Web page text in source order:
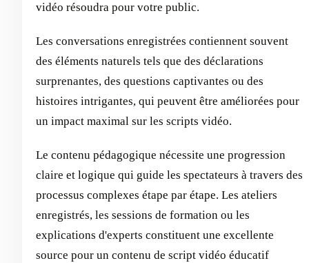
vidéo résoudra pour votre public.
Les conversations enregistrées contiennent souvent
des éléments naturels tels que des déclarations
surprenantes, des questions captivantes ou des
histoires intrigantes, qui peuvent être améliorées pour
un impact maximal sur les scripts vidéo.
Le contenu pédagogique nécessite une progression
claire et logique qui guide les spectateurs à travers des
processus complexes étape par étape. Les ateliers
enregistrés, les sessions de formation ou les
explications d'experts constituent une excellente
source pour un contenu de script vidéo éducatif